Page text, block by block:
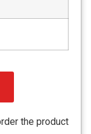
the product